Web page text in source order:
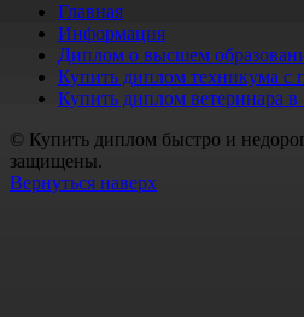
Главная
Информация
Диплом о высшем
Купить диплом техникума с
Купить диплом ветеринара
© Купить диплом быстро и
защищены.
Вернуться наверх